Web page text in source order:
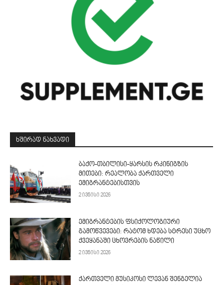
ᲮᲨᲘᲠᲐᲓ ᲜᲐᲮᲕᲐᲓᲘ
ბაქო-თბილისი-ყარსის რკინიგზის
მითები: რეალობა ქართველი
ემიგრანტებისთვის
2 ივნისი 2026
ემიგრანტების ფსიქოლოგიური
გამოწვევები: რატომ ხდება სტრესი უცხო
ქვეყანაში ცხოვრების ნაწილი
2 ივნისი 2026
ქართველი მუსიკოსი ლევან შენგელია